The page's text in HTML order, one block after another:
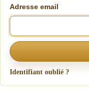
Adresse email
Identifiant oublié ?